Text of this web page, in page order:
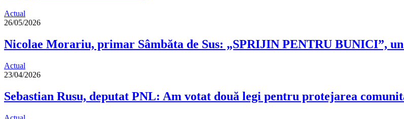
Actual
26/05/2026
Nicolae Morariu, primar Sâmbăta de Sus: „SPRIJIN PENTRU BUNICI”,
Actual
23/04/2026
Sebastian Rusu, deputat PNL: Am votat două legi pentru protejarea